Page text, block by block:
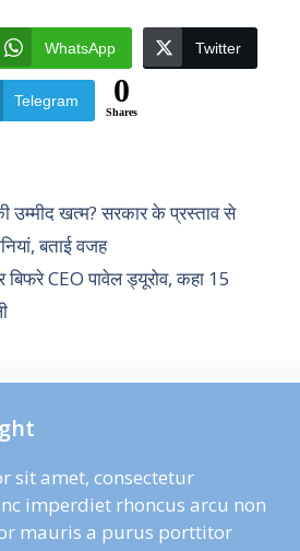
WhatsApp Twitter
Telegram 0
Shares
उम्मीद खत्म? सरकार के प्रस्ताव से
बताई वजह
बिफरे CEO पावेल ड्यूरोव, कहा 15
sit amet, consectetur
imperdiet rhoncus arcu non
mauris a purus porttitor